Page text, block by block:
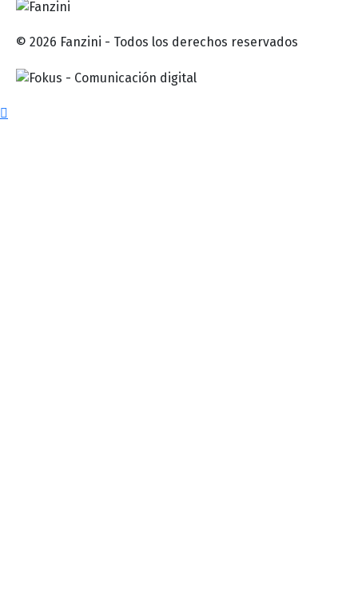
© 2026 Fanzini - Todos los derechos reservados